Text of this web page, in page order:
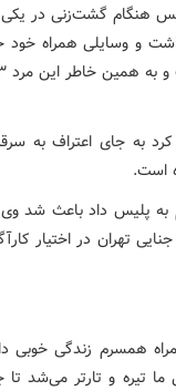
هنگام گشت‌زنی در یکی
و وسایلی همراه
به جای اعتراف به
به پلیس داد باعث شد
تهران در اختیار
همسرم زندگی خوبی
تیره و تارتر می‌شد